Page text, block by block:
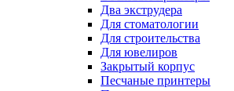
Два экструдера
Для стоматологии
Для строительства
Для ювелиров
Закрытый корпус
Песчаные принтеры